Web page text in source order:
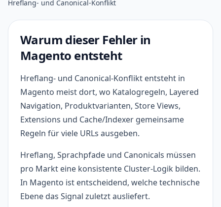
Hreflang- und Canonical-Konflikt
Warum dieser Fehler in
Magento entsteht
Hreflang- und Canonical-Konflikt entsteht in
Magento meist dort, wo Katalogregeln, Layered
Navigation, Produktvarianten, Store Views,
Extensions und Cache/Indexer gemeinsame
Regeln für viele URLs ausgeben.
Hreflang, Sprachpfade und Canonicals müssen
pro Markt eine konsistente Cluster-Logik bilden.
In Magento ist entscheidend, welche technische
Ebene das Signal zuletzt ausliefert.